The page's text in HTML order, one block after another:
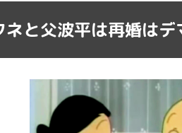
と父波平は再婚はデ